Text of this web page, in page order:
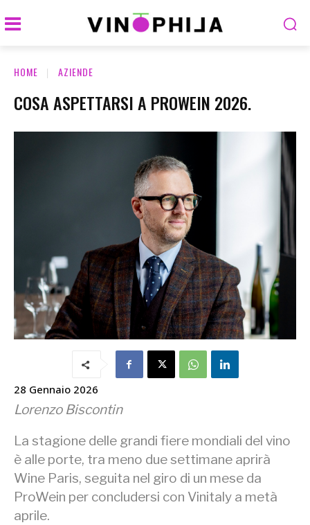
HOME AZIENDE
COSA ASPETTARSI A PROWEIN 2026.
28 Gennaio 2026
Lorenzo Biscontin
La stagione delle grandi fiere mondiali del vino
è alle porte, tra meno due settimane aprirà
Wine Paris, seguita nel giro di un mese da
ProWein per concludersi con Vinitaly a metà
aprile.